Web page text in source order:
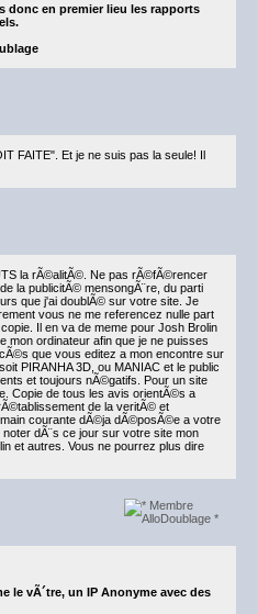
en premier lieu les rapports
FAITE". Et je ne suis pas la seule! Il
la rÃ©alitÃ©. Ne pas rÃ©fÃ©rencer
la publicitÃ© mensongÃ¨re, du parti
que j'ai doublÃ© sur votre site. Je
vous ne me referencez nulle part
Il en va de meme pour Josh Brolin
mon ordinateur afin que je ne puisses
que vous editez a mon encontre sur
PIRANHA 3D, ou MANIAC et le public
et toujours nÃ©gatifs. Pour un site
Copie de tous les avis orientÃ©s a
de la veritÃ© et
courante dÃ©ja dÃ©posÃ©e a votre
dÃ¨s ce jour sur votre site mon
et autres. Vous ne pourrez plus dire
le vÃ´tre, un IP Anonyme avec des